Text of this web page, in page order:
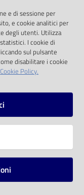
2006
e di sessione per
e cookie analitici per
degli utenti. Utilizza
I cookie di
sul pulsante
disabilitare i cookie
Cookie Policy.